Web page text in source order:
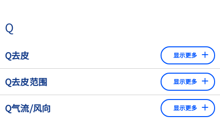
Q
Q去皮 显示更多
在衡器有载荷的时候将显示器归零。这样可以将空容器的重
量读数重置为零，并在填充容器后读取净重。减法去皮装置
通过去皮值减少可用的称量能力；加法去皮装置则不会。
Q去皮范围 显示更多
通过使用皮重设置可以将衡器的显示"归零"的范围。
Q气流/风向 显示更多